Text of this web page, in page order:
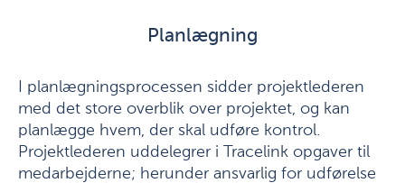
Planlægning
I planlægningsprocessen sidder projektlederen
med det store overblik over projektet, og kan
planlægge hvem, der skal udføre kontrol.
Projektlederen uddelegrer i Tracelink opgaver til
medarbejderne; herunder ansvarlig for udførelse